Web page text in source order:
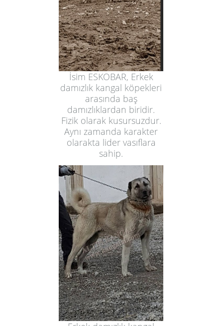
İsim ESKOBAR, Erkek
damızlık kangal köpekleri
arasında baş
damızlıklardan biridir.
Fizik olarak kusursuzdur.
Aynı zamanda karakter
olarakta lider vasıflara
sahip.